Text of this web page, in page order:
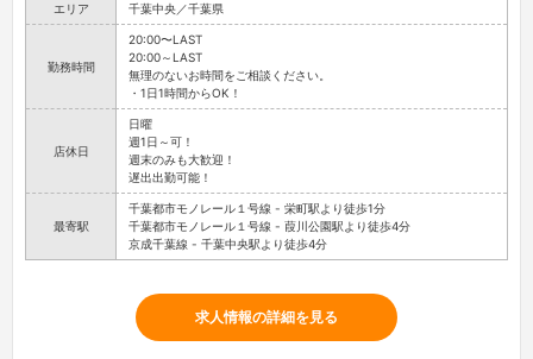
エリア 千葉中央／千葉県
勤務時間
20:00〜LAST
20:00～LAST
無理のないお時間をご相談ください。
・1日1時間からOK！
店休日
日曜
週1日～可！
週末のみも大歓迎！
遅出出勤可能！
最寄駅
千葉都市モノレール１号線 - 栄町駅より徒歩1分
千葉都市モノレール１号線 - 葭川公園駅より徒歩4分
京成千葉線 - 千葉中央駅より徒歩4分
求人情報の詳細を見る